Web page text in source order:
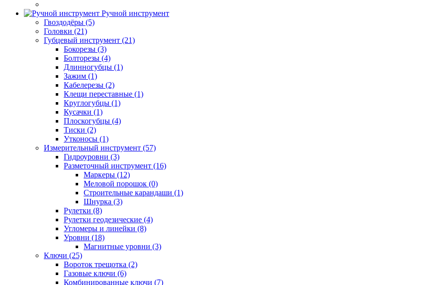
Ручной инструмент
Гвоздодёры (5)
Головки (21)
Губцевый инструмент (21)
Бокорезы (3)
Болторезы (4)
Длинногубцы (1)
Зажим (1)
Кабелерезы (2)
Клещи переставные (1)
Круглогубцы (1)
Кусачки (1)
Плоскогубцы (4)
Тиски (2)
Утконосы (1)
Измерительный инструмент (57)
Гидроуровни (3)
Разметочный инструмент (16)
Маркеры (12)
Меловой порошок (0)
Строительные карандаши (1)
Шнурка (3)
Рулетки (8)
Рулетки геодезические (4)
Угломеры и линейки (8)
Уровни (18)
Магнитные уровни (3)
Ключи (25)
Вороток трещотка (2)
Газовые ключи (6)
Комбинированные ключи (7)